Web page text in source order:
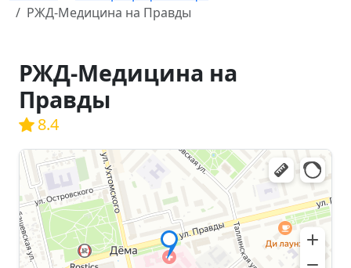
РЖД-Медицина на Правды
РЖД-Медицина на
Правды
8.4